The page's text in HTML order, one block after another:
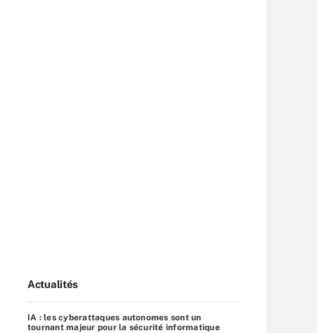
Actualités
IA : les cyberattaques autonomes sont un
tournant majeur pour la sécurité informatique